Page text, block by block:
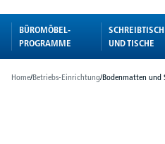
BÜROMÖBEL-
PROGRAMME
UND TISCHE
Home/Betriebs-Einrichtung/Bodenmatten und